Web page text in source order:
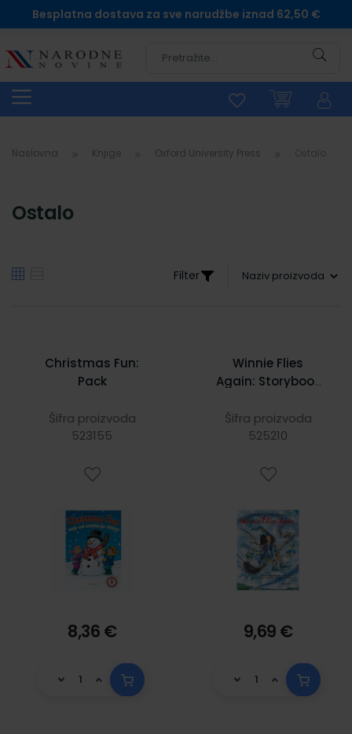
Besplatna dostava za sve narudžbe iznad 62,50 €
Naslovna Knjige Oxford University Press
Ostalo
Filter
Christmas Fun:
Pack
Šifra proizvoda
523155
8,36 €
Winnie Flies
Again: Storybook
Booklet)
Šifra proizvoda
525210
9,69 €